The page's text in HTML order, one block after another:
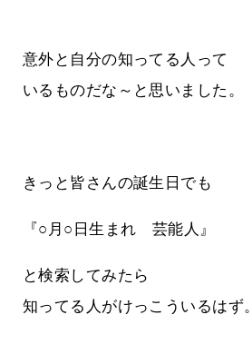
意外と自分の知ってる人って
いるものだな～と思いました。
きっと皆さんの誕生日でも
『○月○日生まれ 芸能人』
と検索してみたら
知ってる人がけっこういるはず。